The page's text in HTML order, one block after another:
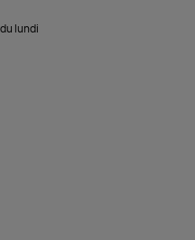
lundi